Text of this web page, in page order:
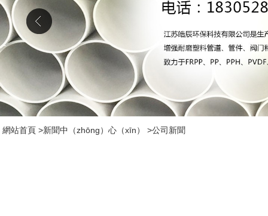
網站首頁 >新聞中（zhōng）心（xīn） >公司新聞